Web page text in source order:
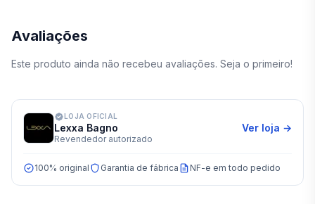
Avaliações
Este produto ainda não recebeu avaliações. Seja o primeiro!
LOJA OFICIAL
Lexxa Bagno
Revendedor autorizado
Ver loja →
100% original Garantia de fábrica NF-e em todo pedido